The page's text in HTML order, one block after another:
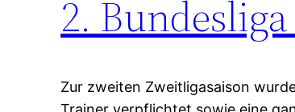
2.
Zur zweiten Zweitligasaison